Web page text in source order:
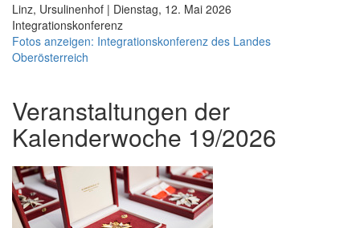
Linz, Ursulinenhof | Dienstag, 12. Mai 2026
Integrationskonferenz
Fotos anzeigen: Integrationskonferenz des Landes
Oberösterreich
Veranstaltungen der
Kalenderwoche 19/2026